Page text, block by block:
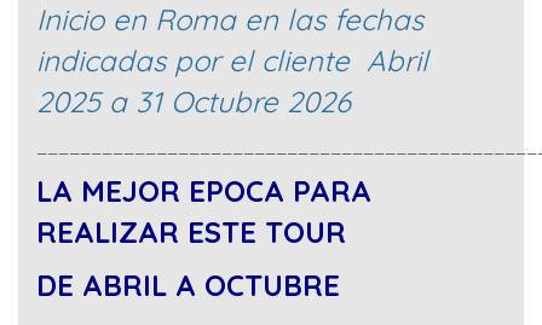
Inicio en Roma en las fechas
indicadas por el cliente Abril
2025 a 31 Octubre 2026
LA MEJOR EPOCA PARA
REALIZAR ESTE TOUR
DE ABRIL A OCTUBRE